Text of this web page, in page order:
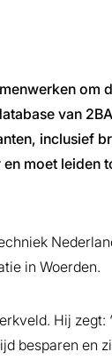
om
van
inclusief
moet leiden
in Woerden.
Hij zegt:
besparen en